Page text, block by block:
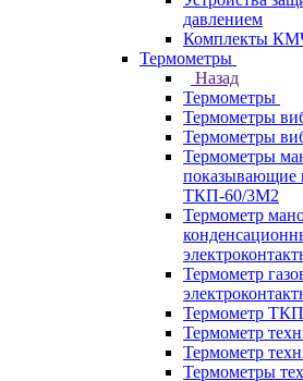
давлением
Комплекты
Термометры
Назад
Термометры
Термометры
Термометры
Термометры
показывающие
ТКП-60/3М2
Термометр
Термометр
Термометр
Термометр
Термометр
Термометры